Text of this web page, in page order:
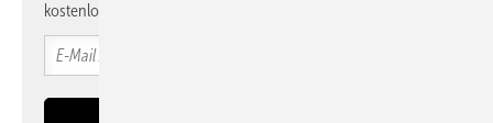
kostenlos direkt ins Postfach.